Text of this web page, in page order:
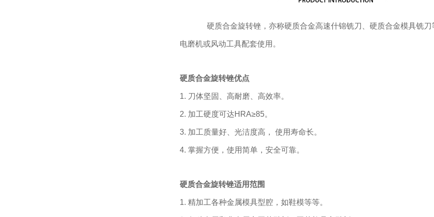
硬质合金旋转锉，亦称硬质合金高速什锦铣刀、硬质合金模具铣刀
电磨机或风动工具配套使用。
硬质合金旋转锉优点
1. 刀体坚固、高耐磨、高效率。
2. 加工硬度可达HRA≥85。
3. 加工质量好、光洁度高， 使用寿命长。
4. 掌握方便，使用简单，安全可靠。
硬质合金旋转锉适用范围
1. 精加工各种金属模具型腔，如鞋模等等。